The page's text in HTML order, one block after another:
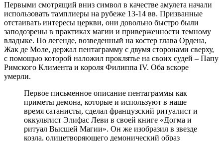
Первыми смотрящий вниз символ в качестве амулета начали
использовать тамплиеры на рубеже 13-14 вв. Призванные
отстаивать интересы церкви, они довольно быстро были
заподозрены в практиках магии и приверженности темному
владыке. По легенде, возведенный на костер глава Ордена,
Жак де Моле, держал пентаграмму с двумя сторонами сверху,
с помощью которой наложил проклятье на своих судей – Папу
Римского Климента и короля Филиппа IV. Оба вскоре
умерли.
Первое письменное описание пентаграммы как
приметы демона, которые и используют в наше
время сатанисты, сделал французский ритуалист и
оккультист Элифас Леви в своей книге «Догма и
ритуал Высшей Магии». Он же изобразил в звезде
козла, олицетворяющего демонический образ